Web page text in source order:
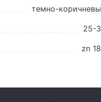
темно-
25-
zn